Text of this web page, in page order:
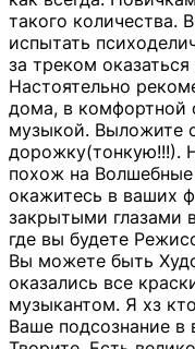
такого
испытать
за треком
Настоятельно
дома, в комфортной
музыкой. Выложите
дорожку(тонкую!!!).
похож на
окажитесь в ваших
закрытыми глазами
где вы будете
Вы можете быть
оказались все
музыкантом. Я хз
Ваше подсознание